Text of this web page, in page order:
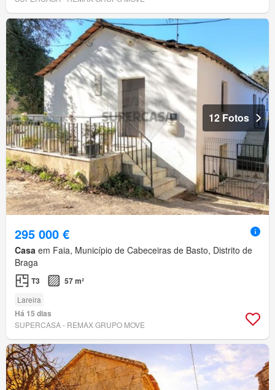
12 Fotos
295 000 €
Casa em Faia, Município de Cabeceiras de Basto, Distrito de
Braga
T3 57 m²
Lareira
Há 15 dias
SUPERCASA - REMAX GRUPO MOVE